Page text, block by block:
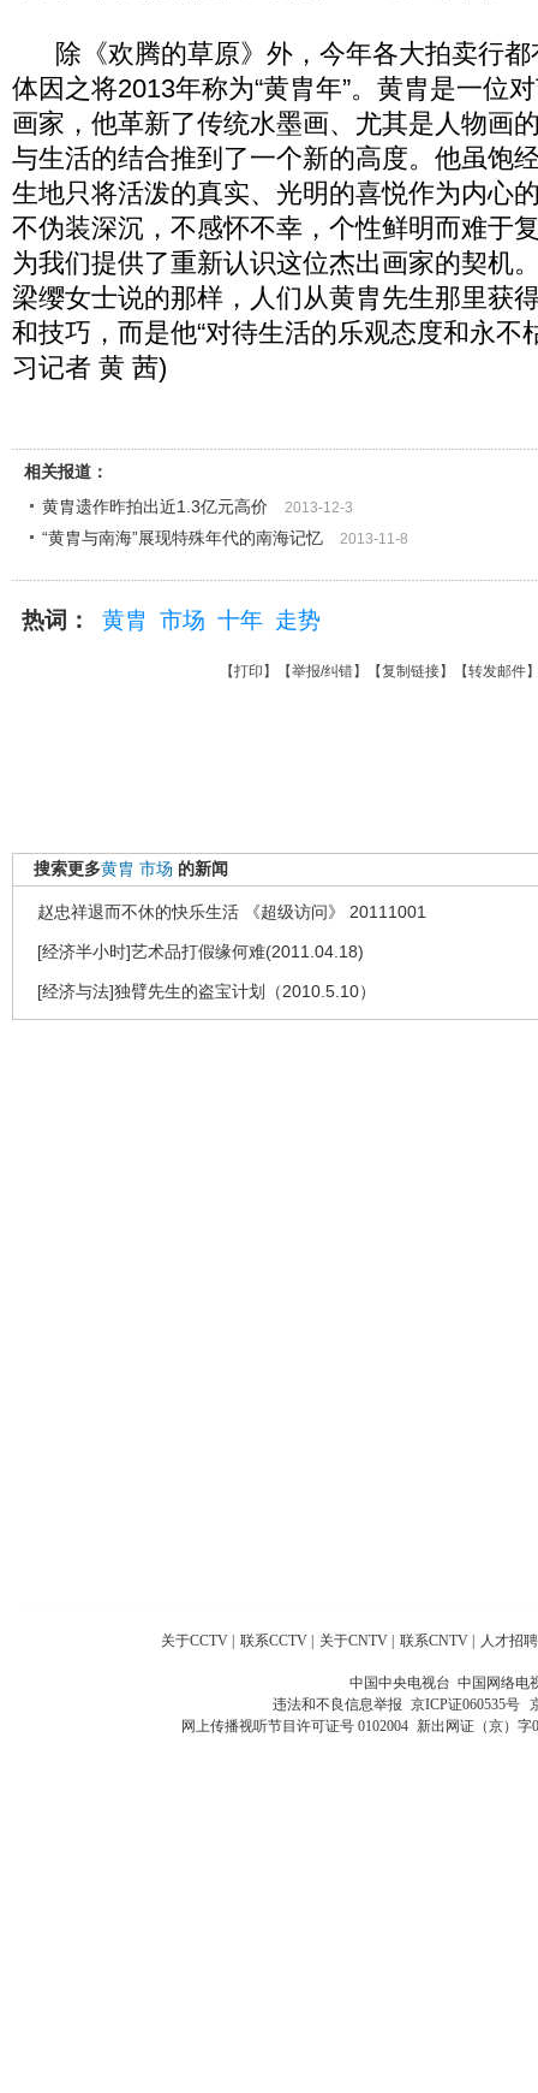
除《欢腾的草原》外，今年各大拍卖行都
体因之将2013年称为“黄胄年”。黄胄是一位
画家，他革新了传统水墨画、尤其是人物画
与生活的结合推到了一个新的高度。他虽饱
生地只将活泼的真实、光明的喜悦作为内心
不伪装深沉，不感怀不幸，个性鲜明而难于
为我们提供了重新认识这位杰出画家的契机
梁缨女士说的那样，人们从黄胄先生那里获
和技巧，而是他“对待生活的乐观态度和永不
习记者 黄 茜)
相关报道：
黄胄遗作昨拍出近1.3亿元高价
2013-12-3
“黄胄与南海”展现特殊年代的南海记忆 2013-11-8
热词： 黄胄 市场 十年 走势
【打印 】【举报/纠错】【复制链接】【转发邮件
搜索更多黄胄 市场 的新闻
赵忠祥退而不休的快乐生活 《超级访问》 20111001
[经济半小时]艺术品打假缘何难(2011.04.18)
[经济与法]独臂先生的盗宝计划（2010.5.10）
关于CCTV 联系CCTV 关于CNTV 联系CNTV 人才招聘
中国中央电视台 中国网络电
违法和不良信息举报 京ICP证060535号
网上传播视听节目许可证号 0102004 新出网证（京）